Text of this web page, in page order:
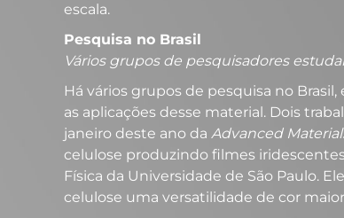
escala.
Pesquisa no Brasil
Vários grupos de pesquisadores
Há vários grupos de pesquisa no
as aplicações desse material. Dois
janeiro deste ano da Advanced
celulose produzindo filmes
Física da Universidade de São Paulo.
celulose uma versatilidade de cor